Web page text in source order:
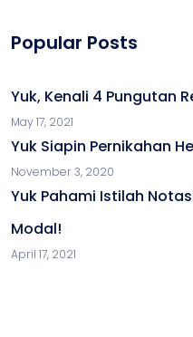
Popular Posts
Yuk, Kenali 4 Pungutan
May 17, 2021
Yuk Siapin Pernikahan
November 3, 2020
Yuk Pahami Istilah
Modal!
April 17, 2021